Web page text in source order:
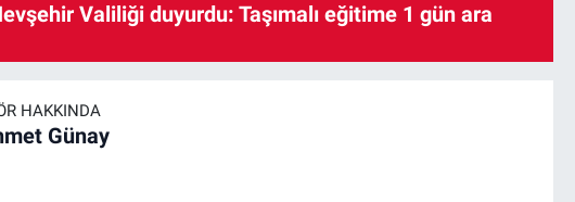
Valiliği duyurdu: Taşımalı eğitime 1 gün ara
HAKKINDA
Günay